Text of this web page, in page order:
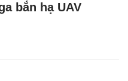
bắn hạ UAV